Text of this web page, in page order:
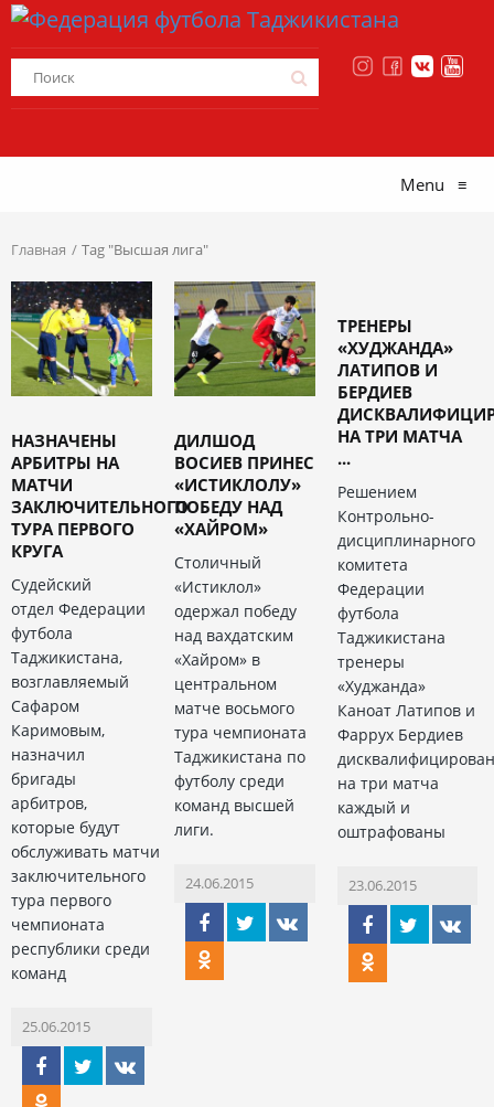
Menu ≡
Главная Tag "Высшая лига"
НАЗНАЧЕНЫ
АРБИТРЫ НА
МАТЧИ
ЗАКЛЮЧИТЕЛЬНОГО
ТУРА ПЕРВОГО
КРУГА
Судейский
отдел Федерации
футбола
Таджикистана,
возглавляемый
Сафаром
Каримовым,
назначил
бригады
арбитров,
которые будут
обслуживать матчи
заключительного
тура первого
чемпионата
республики среди
команд
25.06.2015
ДИЛШОД
ВОСИЕВ ПРИНЕС
«ИСТИКЛОЛУ»
ПОБЕДУ НАД
«ХАЙРОМ»
Столичный
«Истиклол»
одержал победу
над вахдатским
«Хайром» в
центральном
матче восьмого
тура чемпионата
Таджикистана по
футболу среди
команд высшей
лиги.
24.06.2015
ТРЕНЕРЫ
«ХУДЖАНДА»
ЛАТИПОВ И
БЕРДИЕВ
НА ТРИ МАТЧА
...
Решением
Контрольно-
дисциплинарного
комитета
Федерации
футбола
Таджикистана
тренеры
«Худжанда»
Каноат Латипов и
Фаррух Бердиев
на три матча
каждый и
оштрафованы
23.06.2015